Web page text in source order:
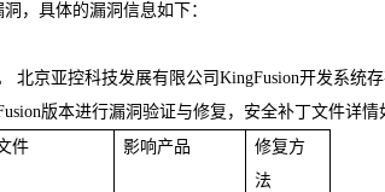
，具体的漏洞信息如下：
北京亚控科技发展有限公司KingFusion开发系统
版本进行漏洞验证与修复，安全补丁文件详情
件 影响产品
修复方
法